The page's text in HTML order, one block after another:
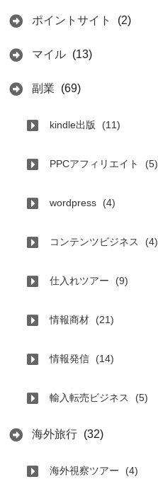
ポイントサイト (2)
マイル (13)
副業 (69)
kindle出版 (11)
PPCアフィリエイト (5)
wordpress (4)
コンテンツビジネス (4)
仕入れツアー (9)
情報商材 (21)
情報発信 (14)
輸入転売ビジネス (5)
海外旅行 (32)
海外視察ツアー (4)